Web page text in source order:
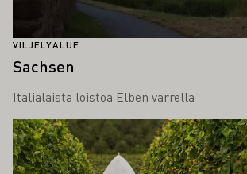
VILJELYALUE
Sachsen
Italialaista loistoa Elben varrella
Lue lisää